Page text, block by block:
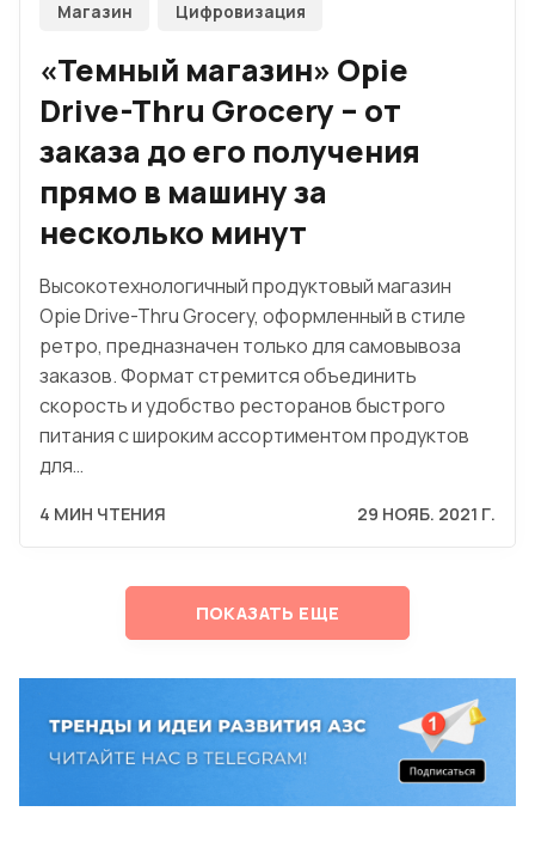
Магазин Цифровизация
«Темный магазин» Opie
Drive-Thru Grocery – от
заказа до его получения
прямо в машину за
несколько минут
Высокотехнологичный продуктовый магазин
Opie Drive-Thru Grocery, оформленный в стиле
ретро, предназначен только для самовывоза
заказов. Формат стремится объединить
скорость и удобство ресторанов быстрого
питания с широким ассортиментом продуктов
для…
4 МИН ЧТЕНИЯ 29 НОЯБ. 2021 Г.
ПОКАЗАТЬ ЕЩЕ